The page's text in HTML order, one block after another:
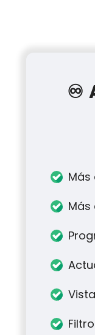
♾️
Más